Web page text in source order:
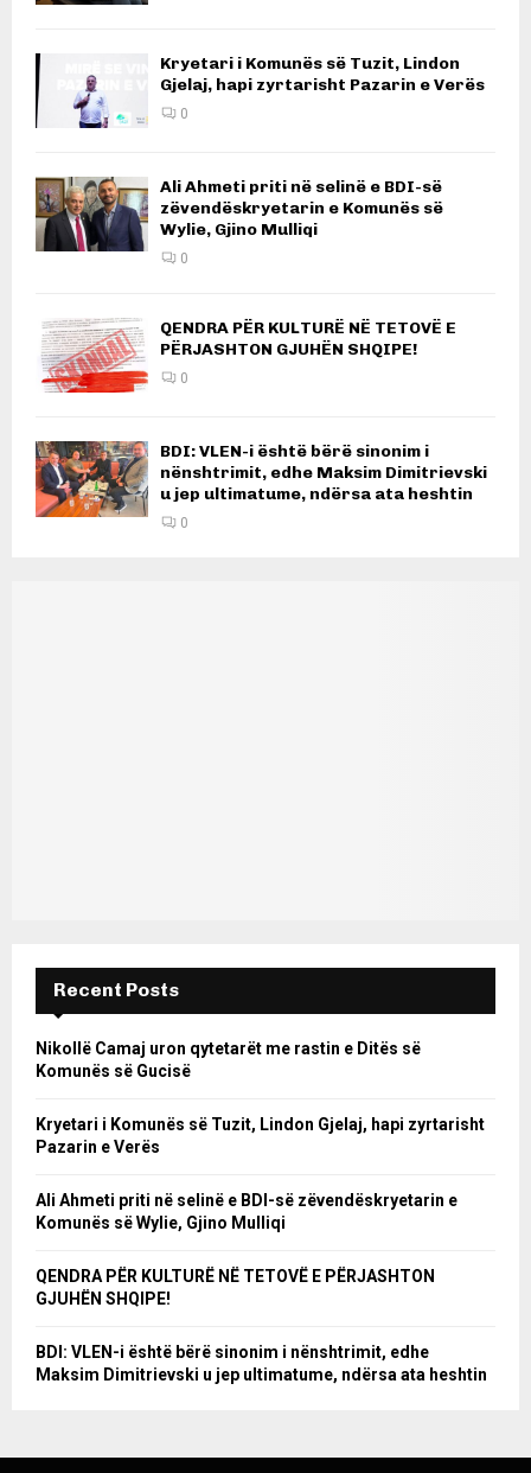
Kryetari i Komunës së Tuzit, Lindon
Gjelaj, hapi zyrtarisht Pazarin e Verës
0
Ali Ahmeti priti në selinë e BDI-së
zëvendëskryetarin e Komunës së
Wylie, Gjino Mulliqi
0
QENDRA PËR KULTURË NË TETOVË E
PËRJASHTON GJUHËN SHQIPE!
0
BDI: VLEN-i është bërë sinonim i
nënshtrimit, edhe Maksim Dimitrievski
u jep ultimatume, ndërsa ata heshtin
0
Recent Posts
Nikollë Camaj uron qytetarët me rastin e Ditës së
Komunës së Gucisë
Kryetari i Komunës së Tuzit, Lindon Gjelaj, hapi zyrtarisht
Pazarin e Verës
Ali Ahmeti priti në selinë e BDI-së zëvendëskryetarin e
Komunës së Wylie, Gjino Mulliqi
QENDRA PËR KULTURË NË TETOVË E PËRJASHTON
GJUHËN SHQIPE!
BDI: VLEN-i është bërë sinonim i nënshtrimit, edhe
Maksim Dimitrievski u jep ultimatume, ndërsa ata heshtin